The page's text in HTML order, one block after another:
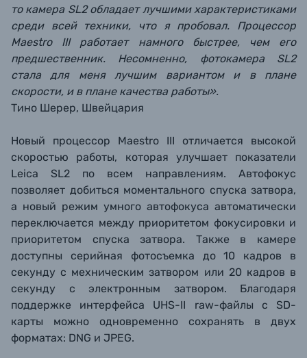
то камера SL2 обладает лучшими характеристиками
среди всей техники, что я пробовал. Процессор
Maestro III работает намного быстрее, чем его
предшественник. Несомненно, фотокамера SL2
стала для меня лучшим вариантом и в плане
скорости, и в плане качества работы».
Тино Шерер, Швейцария
Новый процессор Maestro III отличается высокой
скоростью работы, которая улучшает показатели
Leica SL2 по всем направлениям. Автофокус
позволяет добиться моментального спуска затвора,
а новый режим умного автофокуса автоматически
переключается между приоритетом фокусировки и
приоритетом спуска затвора. Также в камере
доступны серийная фотосъемка до 10 кадров в
секунду с мехническим затвором или 20 кадров в
секунду с электронным затвором. Благодаря
поддержке интерфейса UHS-II raw-файлы с SD-
карты можно одновременно сохранять в двух
форматах: DNG и JPEG.